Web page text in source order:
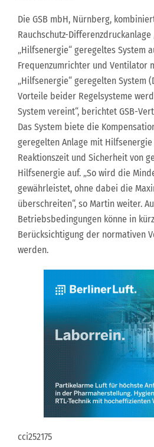
Die GSB mbH, Nürnberg,
Rauchschutz-
„Hilfsenergie“ geregeltes System
Frequenzumrichter und Ventilator
„Hilfsenergie“ geregelten System
Vorteile beider Regelsysteme
System vereint“, berichtet GSB-
Das System biete die
geregelten Anlage mit
Reaktionszeit und Sicherheit von
Hilfsenergie auf. „So wird die
gewährleistet, ohne dabei die
überschreiten“, so Martin weiter.
Betriebsbedingungen könne in
Berücksichtigung der normativen
werden.
cci252175